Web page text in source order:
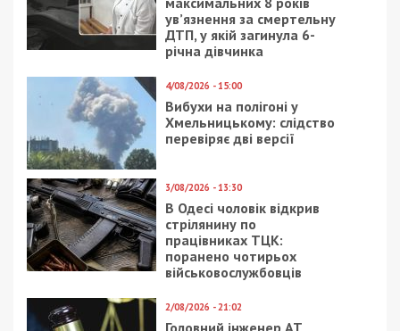
Так живут курорты с централизованной
канализацией и водопроводом (в отличие от
Кирилловки). А что в Кирилловке? Есть
централизованный полигон в паре километров от
курорта, есть вывоз с большинства баз на него,
нет прямого слива с этого полигона в море. Так
что все-таки чище? Слив на полигон — как это
происходит в Кирилловке, или слив «очищенной»
воды в море — как это происходит на других
курортах?
Люди, конечно, в Украине везде одинаковые.
Есть и в Кирилловке свои Остапы Бендеры —
куда же без них? Но их единицы, с которыми с
местные власти.